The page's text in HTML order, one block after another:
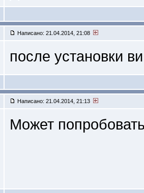
Написано: 21.04.2014, 21:08
после установки
Написано: 21.04.2014, 21:13
Может